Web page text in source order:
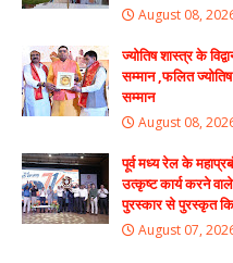
August 08,
ज्योतिष शास्त्र के
सम्मान ,फलित
सम्मान
August 08,
पूर्व मध्य रेल के
उत्कृष्ट कार्य करने वाले
पुरस्कार से पुरस्कृत
August 07,